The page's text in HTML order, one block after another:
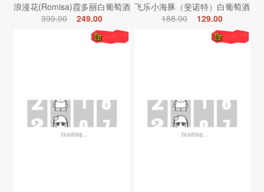
浪漫花(Romisa)霞多丽白葡萄酒
399.00
249.00
飞乐小海豚（斐诺特）白葡萄酒
188.00
129.00